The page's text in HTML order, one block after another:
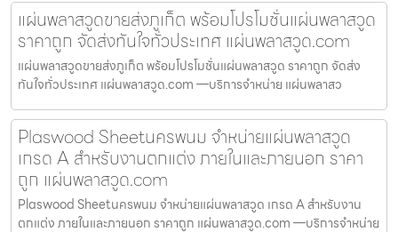
แผ่นพลาสวูดขายส่งภูเก็ต พร้อมโปรโมชั่นแผ่นพลาสวูด
ราคาถูก จัดส่งทันใจทั่วประเทศ แผ่นพลาสวูด.com
แผ่นพลาสวูดขายส่งภูเก็ต พร้อมโปรโมชั่นแผ่นพลาสวูด ราคาถูก จัดส่ง
ทันใจทั่วประเทศ แผ่นพลาสวูด.com —บริการจำหน่าย แผ่นพลาสว
Plaswood Sheetนครพนม จำหน่ายแผ่นพลาสวูด
เกรด A สำหรับงานตกแต่ง ภายในและภายนอก ราคา
ถูก แผ่นพลาสวูด.com
Plaswood Sheetนครพนม จำหน่ายแผ่นพลาสวูด เกรด A สำหรับงาน
ตกแต่ง ภายในและภายนอก ราคาถูก แผ่นพลาสวูด.com —บริการจำหน่าย